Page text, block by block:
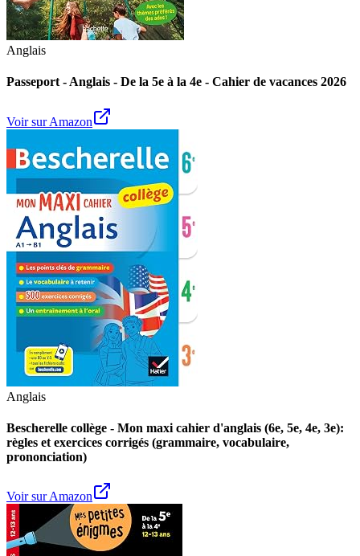
Anglais
Passeport - Anglais - De la 5e à la 4e - Cahier de vacances 2026
Voir sur Amazon
Anglais
Bescherelle collège - Mon maxi cahier d'anglais (6e, 5e, 4e, 3e):
règles et exercices corrigés (grammaire, vocabulaire,
prononciation)
Voir sur Amazon